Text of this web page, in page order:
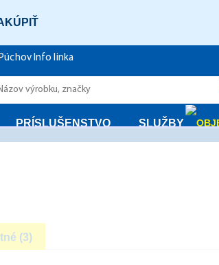
Info linka
PRÍSLUŠENSTVO SLUŽBY
(3)